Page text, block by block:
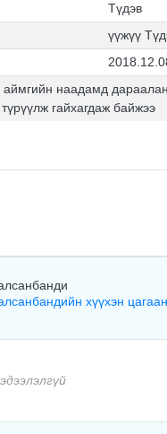
Түдэв
үүжүү
наадамд
гайхагдаж байжээ
хүүхэн цагаан